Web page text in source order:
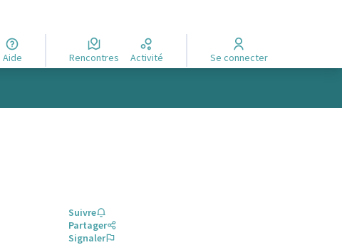
Aide Rencontres Activité Se connecter
Suivre
Partager
Signaler